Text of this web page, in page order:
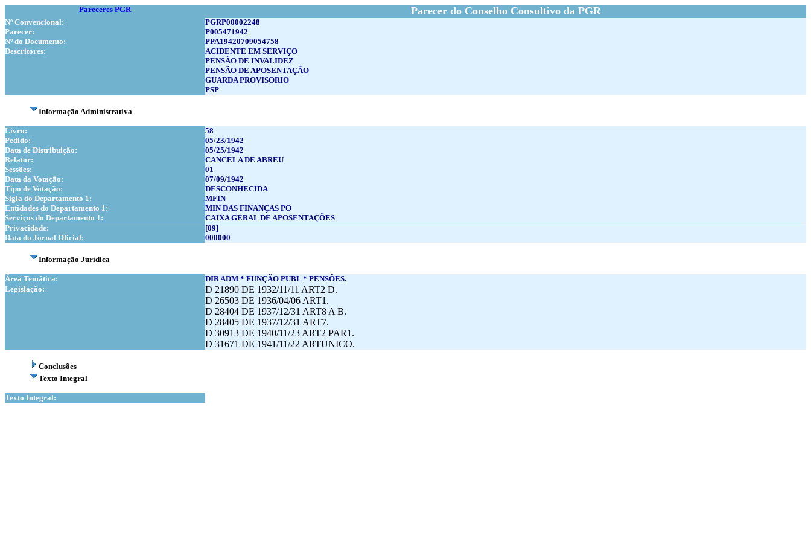
Pareceres PGR Parecer do Conselho Consultivo da PGR
Nº Convencional:
PGRP00002248
Parecer:
P005471942
Nº do Documento:
PPA19420709054758
Descritores:
ACIDENTE EM SERVIÇO
PENSÃO DE INVALIDEZ
PENSÃO DE APOSENTAÇÃO
GUARDA PROVISORIO
PSP
Informação Administrativa
Livro:
58
Pedido:
05/23/1942
Data de Distribuição:
05/25/1942
Relator:
CANCELA DE ABREU
Sessões:
01
Data da Votação:
07/09/1942
Tipo de Votação:
DESCONHECIDA
Sigla do Departamento 1:
MFIN
Entidades do Departamento 1:
MIN DAS FINANÇAS PO
Serviços do Departamento 1:
CAIXA GERAL DE APOSENTAÇÕES
Privacidade:
[09]
Data do Jornal Oficial:
000000
Informação Jurídica
Área Temática:
DIR ADM * FUNÇÃO PUBL * PENSÕES.
Legislação:
D 21890 DE 1932/11/11 ART2 D.
D 26503 DE 1936/04/06 ART1.
D 28404 DE 1937/12/31 ART8 A B.
D 28405 DE 1937/12/31 ART7.
D 30913 DE 1940/11/23 ART2 PAR1.
D 31671 DE 1941/11/22 ARTUNICO.
Conclusões
Texto Integral
Texto Integral: